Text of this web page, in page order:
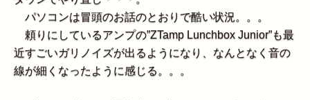
パソコンは冒頭のお話のとおりで酷い状況。。。
頼りにしているアンプの”ZTamp Lunchbox Junior”も最
近すごいガリノイズが出るようになり、なんとなく音の
線が細くなったように感じる。。。